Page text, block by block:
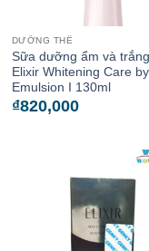
DƯỠNG THỂ
Sữa dưỡng ẩm và
Elixir Whitening Care
Emulsion I 130ml
₫820,000